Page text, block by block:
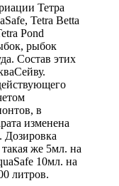
Тетра
Tetra Betta
Pond
рыбок
Состав этих
в
изменена
Дозировка
такая же 5мл. на
10мл. на
литров.